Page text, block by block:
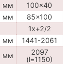
мм
100x40
мм
85x100
1x+2/2
мм
1441-2061
мм
2097
(l=1150)